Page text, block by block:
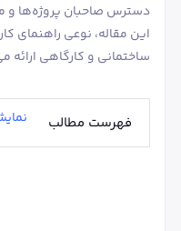
دسترس صاحبان پروژه‌ها
این مقاله، نوعی راهنمای
ساختمانی و کارگاهی ارائه
فهرست مطالب